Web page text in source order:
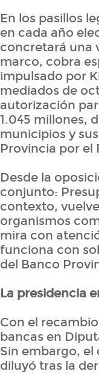
En los pasillos
en cada año
concretará una
marco, cobra
impulsado por
mediados de
autorización
1.045 millones,
municipios y
Provincia por el
Desde la
conjunto:
contexto,
organismos
mira con
funciona con
del Banco
La presidencia
Con el
bancas en
Sin embargo, el
diluyó tras la